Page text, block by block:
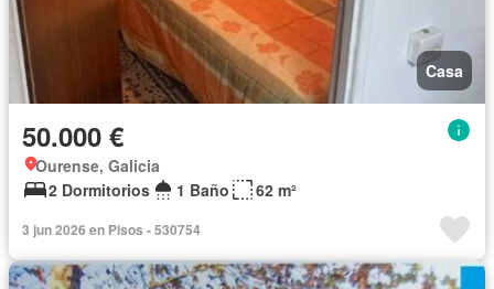
Casa
50.000 €
Ourense, Galicia
2 Dormitorios
1 Baño 62 m²
3 jun 2026 en Pisos - 530754